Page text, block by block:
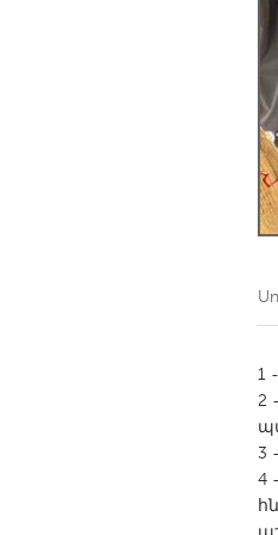
Qatar
1
2
3
4